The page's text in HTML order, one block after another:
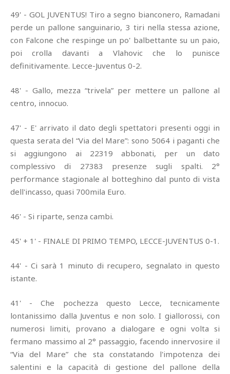
49' - GOL JUVENTUS! Tiro a segno bianconero, Ramadani
perde un pallone sanguinario, 3 tiri nella stessa azione,
con Falcone che respinge un po' balbettante su un paio,
poi crolla davanti a Vlahovic che lo punisce
definitivamente. Lecce-Juventus 0-2.
48' - Gallo, mezza “trivela” per mettere un pallone al
centro, innocuo.
47' - E' arrivato il dato degli spettatori presenti oggi in
questa serata del “Via del Mare”: sono 5064 i paganti che
si aggiungono ai 22319 abbonati, per un dato
complessivo di 27383 presenze sugli spalti. 2°
performance stagionale al botteghino dal punto di vista
dell'incasso, quasi 700mila Euro.
46' - Si riparte, senza cambi.
45' + 1' - FINALE DI PRIMO TEMPO, LECCE-JUVENTUS 0-1.
44' - Ci sarà 1 minuto di recupero, segnalato in questo
istante.
41' - Che pochezza questo Lecce, tecnicamente
lontanissimo dalla Juventus e non solo. I giallorossi, con
numerosi limiti, provano a dialogare e ogni volta si
fermano massimo al 2° passaggio, facendo innervosire il
“Via del Mare” che sta constatando l'impotenza dei
salentini e la capacità di gestione del pallone della